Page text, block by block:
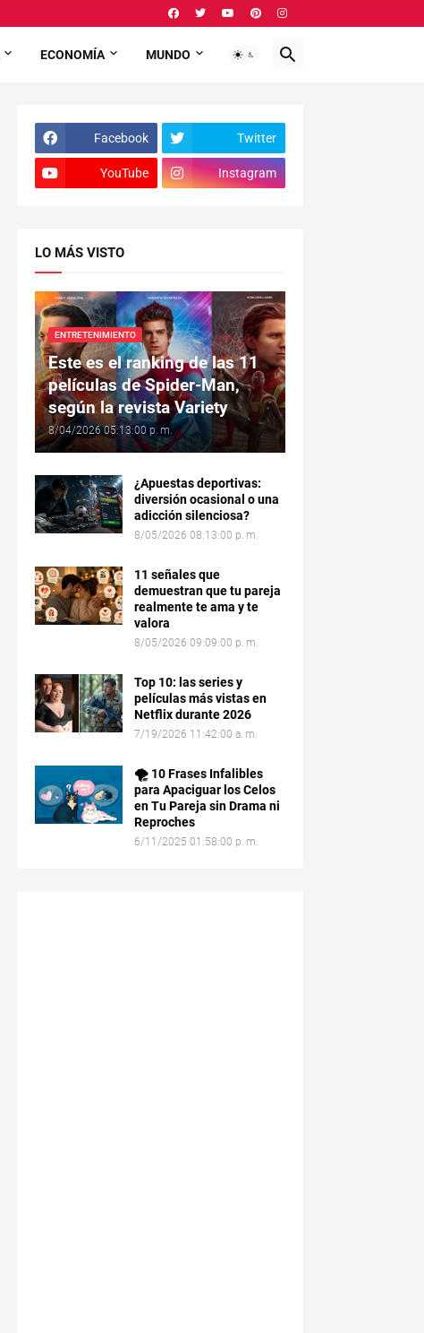
ECONOMÍA MUNDO
Facebook Twitter
YouTube Instagram
LO MÁS VISTO
ENTRETENIMIENTO
Este es el ranking de las 11
películas de Spider-Man,
según la revista Variety
8/04/2026 05:13:00 p. m.
¿Apuestas deportivas:
diversión ocasional o una
adicción silenciosa?
8/05/2026 08:13:00 p. m.
11 señales que
demuestran que tu pareja
realmente te ama y te
valora
8/05/2026 09:09:00 p. m.
Top 10: las series y
películas más vistas en
Netflix durante 2026
7/19/2026 11:42:00 a. m.
🌪️ 10 Frases Infalibles
para Apaciguar los Celos
en Tu Pareja sin Drama ni
Reproches
6/11/2025 01:58:00 p. m.